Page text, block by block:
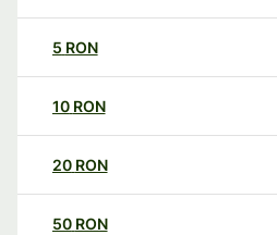
5 RON
10 RON
20 RON
50 RON